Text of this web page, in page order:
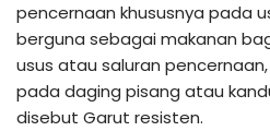
pencernaan khususnya pada
berguna sebagai makanan
usus atau saluran
pada daging pisang atau
disebut Garut resisten.